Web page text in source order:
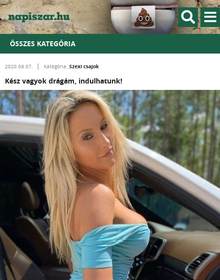
ÖSSZES KATEGÓRIA
2020.09.07. Kategória: Szexi csajok
Kész vagyok drágám, indulhatunk!